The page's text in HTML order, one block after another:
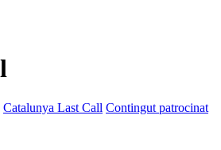
Catalunya Last Call Contingut patrocinat